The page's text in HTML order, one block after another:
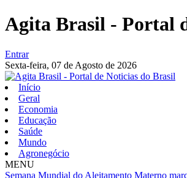
Agita Brasil - Portal
Entrar
Sexta-feira, 07 de Agosto de 2026
Início
Geral
Economia
Educação
Saúde
Mundo
Agronegócio
MENU
Semana Mundial do Aleitamento Materno